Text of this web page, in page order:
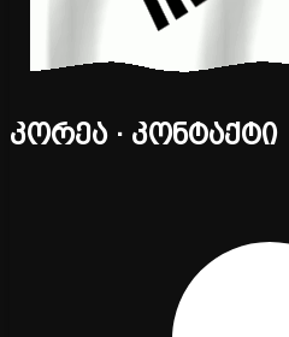
კორეა · კონტაქტი